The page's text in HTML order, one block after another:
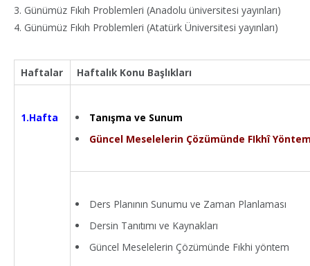
3. Günümüz Fıkıh Problemleri (Anadolu üniversitesi yayınları)
4. Günümüz Fıkıh Problemleri (Atatürk Üniversitesi yayınları)
Haftalar Haftalık Konu Başlıkları
1.Hafta
Tanışma ve Sunum
Güncel Meselelerin Çözümünde FIkhî
Ders Planının Sunumu ve Zaman Planlaması
Dersin Tanıtımı ve Kaynakları
Güncel Meselelerin Çözümünde Fıkhi yöntem